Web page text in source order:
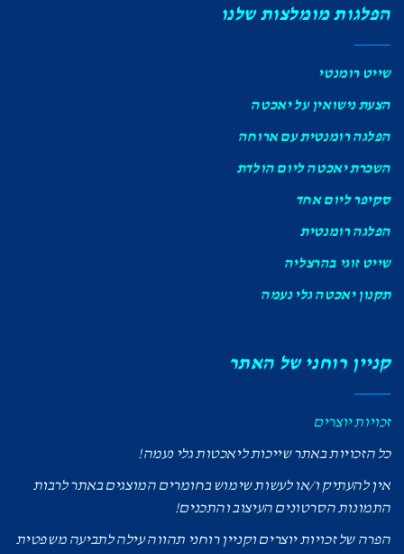
הפלגות מומלצות שלנו
שייט רומנטי
הצעת נישואין על יאכטה
הפלגה רומנטית עם ארוחה
השכרת יאכטה ליום הולדת
סקיפר ליום אחד
הפלגה רומנטית
שייט זוגי בהרצליה
תקנון יאכטה גלי נעמה
קניין רוחני של האתר
זכויות יוצרים
כל הזכויות באתר שייכות ליאכטות גלי נעמה!
אין להעתיק ו/או לעשות שימוש בחומרים המוצגים באתר לרבות
התמונות הסרטונים העיצוב והתכנים!
הפרה של זכויות יוצרים וקניין רוחני תהווה עילה לתביעה משפטית